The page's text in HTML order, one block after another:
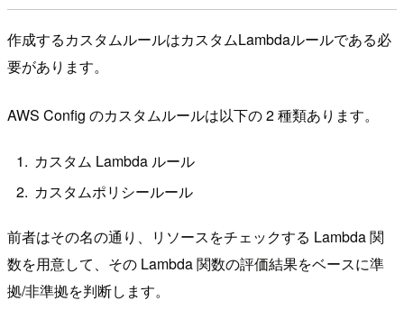
作成するカスタムルールはカスタムLambdaルールである必
要があります。
AWS Config のカスタムルールは以下の 2 種類あります。
カスタム Lambda ルール
カスタムポリシールール
前者はその名の通り、リソースをチェックする Lambda 関
数を用意して、その Lambda 関数の評価結果をベースに準
拠/非準拠を判断します。